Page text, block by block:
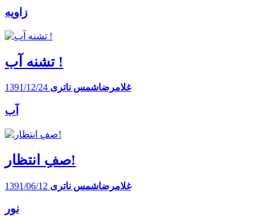
زاویه
تشنه آب !
غلامرضاشمس ناتری 1391/12/24
آب
صفِ انتظار!
غلامرضاشمس ناتری 1391/06/12
نور